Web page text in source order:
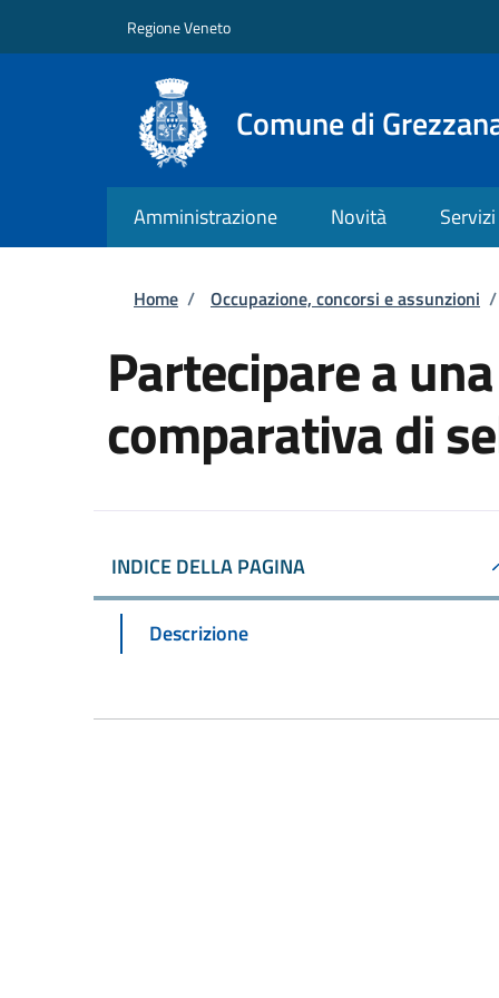
Regione Veneto
Comune di
Amministrazione Novità Servizi
Briciole di pane
Home / Occupazione, concorsi e assunzioni /
Partecipare a
comparativa di
INDICE DELLA PAGINA
Descrizione